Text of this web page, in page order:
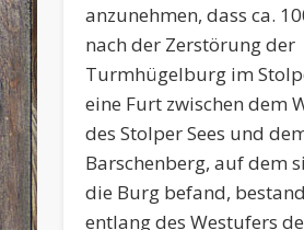
anzunehmen, dass ca.
nach der Zerstörung der
Turmhügelburg im
eine Furt zwischen dem
des Stolper Sees und
Barschenberg, auf dem
die Burg befand,
entlang des Westufers